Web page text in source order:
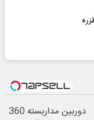
دوربین مداربسته 360